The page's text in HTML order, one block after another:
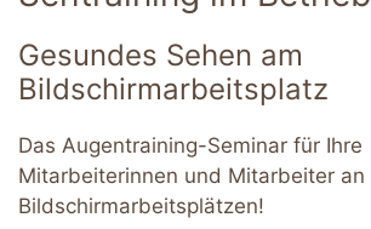
Gesundes Sehen am
Bildschirmarbeitsplatz
Das Augentraining-Seminar für Ihre
Mitarbeiterinnen und Mitarbeiter an
Bildschirmarbeitsplätzen!